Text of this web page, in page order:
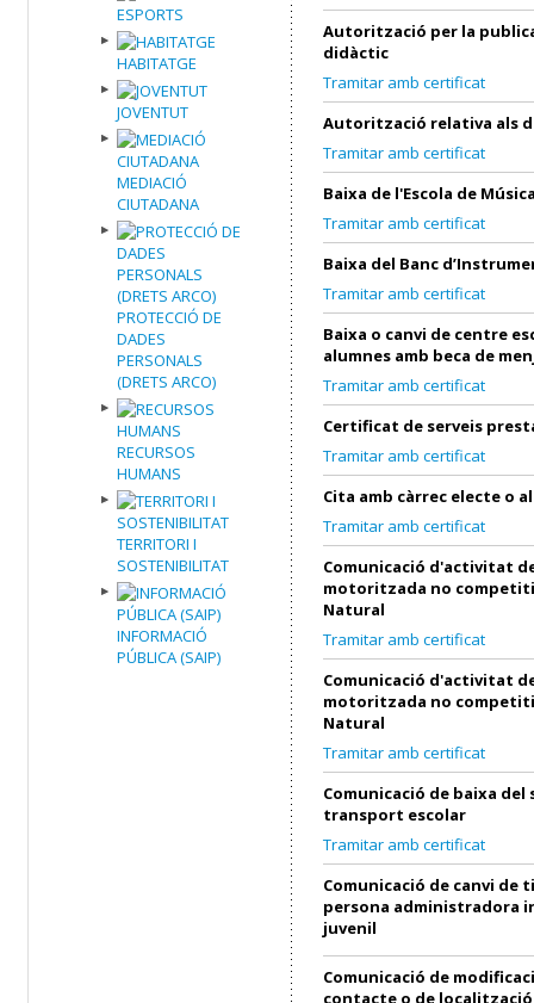
ESPORTS
HABITATGE
JOVENTUT
MEDIACIÓ
CIUTADANA
PROTECCIÓ DE
DADES
PERSONALS
(DRETS ARCO)
RECURSOS
HUMANS
TERRITORI I
SOSTENIBILITAT
INFORMACIÓ
PÚBLICA (SAIP)
Autorització per la
didàctic
Tramitar amb certificat
Autorització relativa als
Tramitar amb certificat
Baixa de l'Escola de
Tramitar amb certificat
Baixa del Banc
Tramitar amb certificat
Baixa o canvi de centre
alumnes amb beca de
Tramitar amb certificat
Certificat de serveis
Tramitar amb certificat
Cita amb càrrec electe o
Tramitar amb certificat
Comunicació d'activitat
motoritzada no
Natural
Tramitar amb certificat
Comunicació d'activitat
motoritzada no
Natural
Tramitar amb certificat
Comunicació de baixa del
transport escolar
Tramitar amb certificat
Comunicació de canvi de
persona administradora
juvenil
Comunicació de
contacte o de